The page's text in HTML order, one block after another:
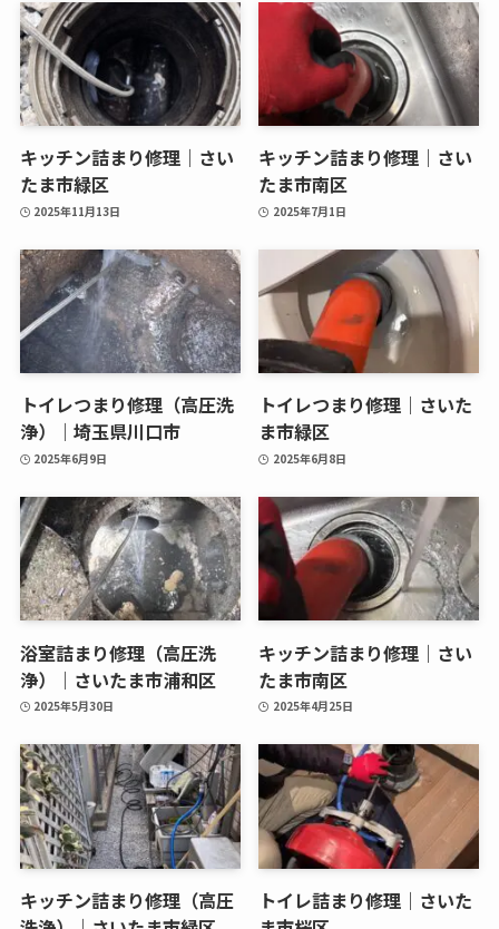
キッチン詰まり修理｜さい
たま市緑区
2025年11月13日
キッチン詰まり修理｜さい
たま市南区
2025年7月1日
トイレつまり修理（高圧洗
浄）｜埼玉県川口市
2025年6月9日
トイレつまり修理｜さいた
ま市緑区
2025年6月8日
浴室詰まり修理（高圧洗
浄）｜さいたま市浦和区
2025年5月30日
キッチン詰まり修理｜さい
たま市南区
2025年4月25日
キッチン詰まり修理（高圧
トイレ詰まり修理｜さいた